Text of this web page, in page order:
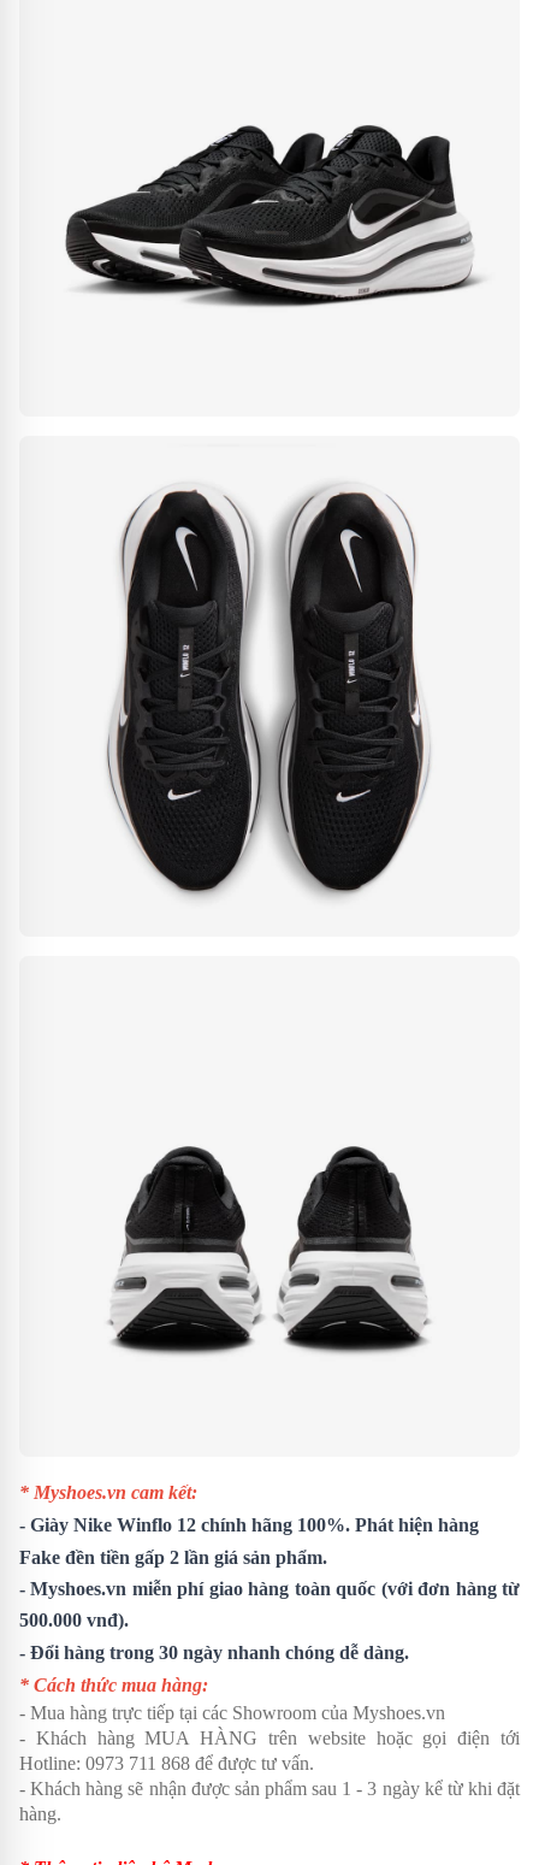
* Myshoes.vn cam kết:
- Giày Nike Winflo 12 chính hãng 100%. Phát hiện hàng
Fake đền tiền gấp 2 lần giá sản phẩm.
- Myshoes.vn miễn phí giao hàng toàn quốc (với đơn hàng từ
500.000 vnđ).
- Đổi hàng trong 30 ngày nhanh chóng dễ dàng.
* Cách thức mua hàng:
- Mua hàng trực tiếp tại các Showroom của Myshoes.vn
- Khách hàng MUA HÀNG trên website hoặc gọi điện tới
Hotline: 0973 711 868 để được tư vấn.
- Khách hàng sẽ nhận được sản phẩm sau 1 - 3 ngày kể từ khi đặt
hàng.